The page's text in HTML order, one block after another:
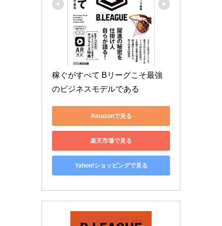
稼ぐがすべて Bリーグこそ最強
のビジネスモデルである
Amazonで見る
楽天市場で見る
Yahoo!ショッピングで見る